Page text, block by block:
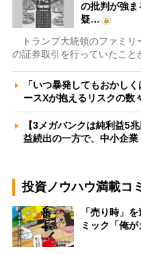
の批判が強
疑…
トランプ大統領のファミリ
の証券取引を行っていたこ
「いつ暴発してもおかし
ースXが抱えるリスクの数
【3メガバンクは純利益5
益続出の一方で、中小企
投資ノウハウ満載コ
「売り時」
ミック「俺が